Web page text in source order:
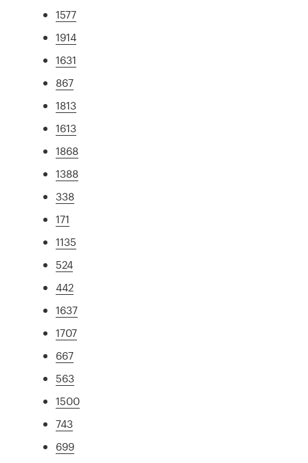
1577
1914
1631
867
1813
1613
1868
1388
338
171
1135
524
442
1637
1707
667
563
1500
743
699